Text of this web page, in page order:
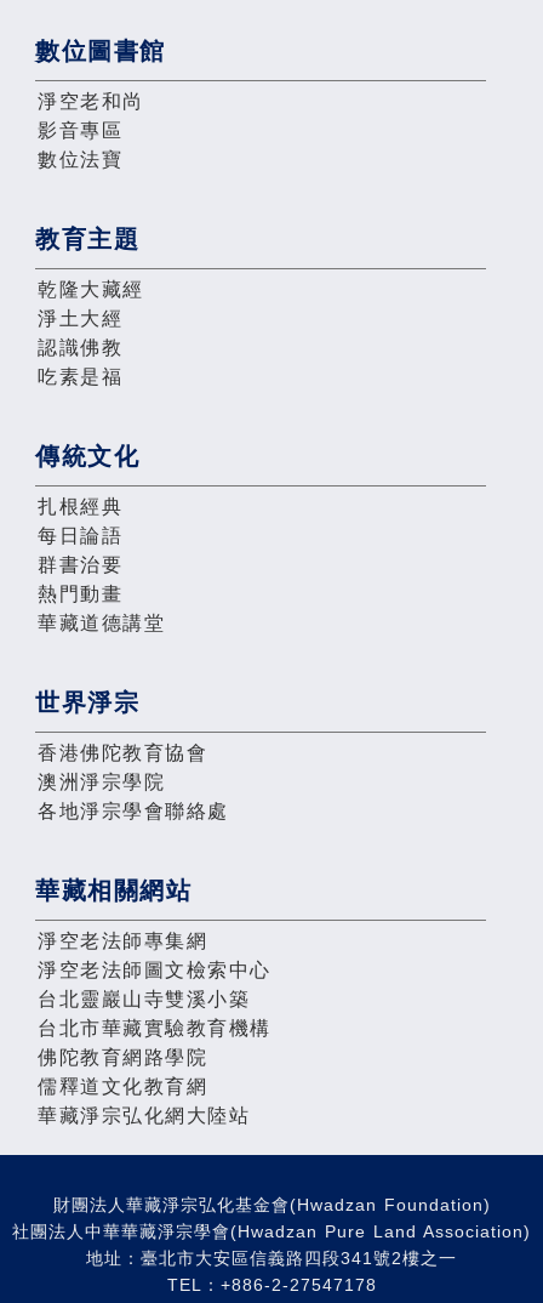
數位圖書館
淨空老和尚
影音專區
數位法寶
教育主題
乾隆大藏經
淨土大經
認識佛教
吃素是福
傳統文化
扎根經典
每日論語
群書治要
熱門動畫
華藏道德講堂
世界淨宗
香港佛陀教育協會
澳洲淨宗學院
各地淨宗學會聯絡處
華藏相關網站
淨空老法師專集網
淨空老法師圖文檢索中心
台北靈巖山寺雙溪小築
台北市華藏實驗教育機構
佛陀教育網路學院
儒釋道文化教育網
華藏淨宗弘化網大陸站
財團法人華藏淨宗弘化基金會(Hwadzan Foundation)
社團法人中華華藏淨宗學會(Hwadzan Pure Land Association)
地址：臺北市大安區信義路四段341號2樓之一
TEL：+886-2-27547178